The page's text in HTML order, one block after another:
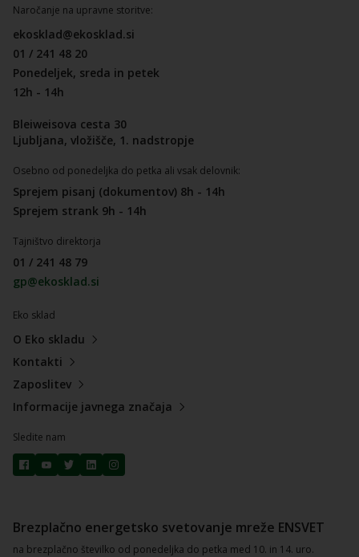
Naročanje na upravne storitve:
ekosklad@ekosklad.si
01 / 241 48 20
Ponedeljek, sreda in petek
12h - 14h
Bleiweisova cesta 30
Ljubljana, vložišče, 1. nadstropje
Osebno od ponedeljka do petka ali vsak delovnik:
Sprejem pisanj (dokumentov) 8h - 14h
Sprejem strank 9h - 14h
Tajništvo direktorja
01 / 241 48 79
gp@ekosklad.si
Eko sklad
O Eko skladu
Kontakti
Zaposlitev
Informacije javnega značaja
Sledite nam
Brezplačno energetsko svetovanje mreže ENSVET
na brezplačno številko od ponedeljka do petka med 10. in 14. uro.